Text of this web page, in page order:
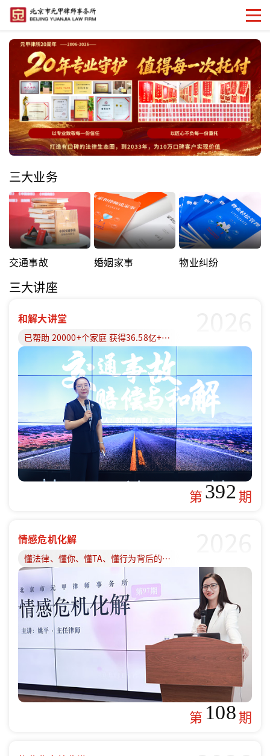
三大业务
交通事故 婚姻家事 物业纠纷
三大讲座
和解大讲堂
已帮助 20000+个家庭 获得36.58亿+赔偿款
第392期
情感危机化解
懂法律、懂你、懂TA、懂行为背后的原因
第 108期